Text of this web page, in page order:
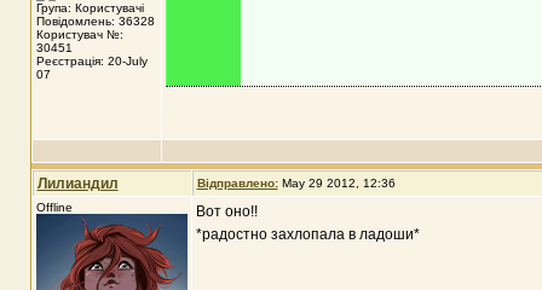
Група: Користувачі
Повідомлень: 36328
Користувач №:
30451
Реєстрація: 20-July
07
Лилиандил Відправлено: May 29 2012, 12:36
Offline
Вот оно!!
*радостно захлопала в ладоши*